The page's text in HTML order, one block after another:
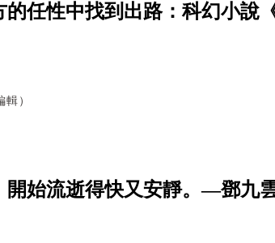
的任性中找到出路：科幻小說
）
開始流逝得快又安靜。—鄧九